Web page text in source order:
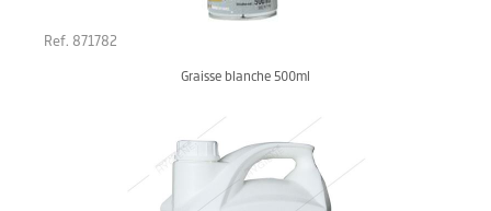
Ref. 871782
Graisse blanche 500ml